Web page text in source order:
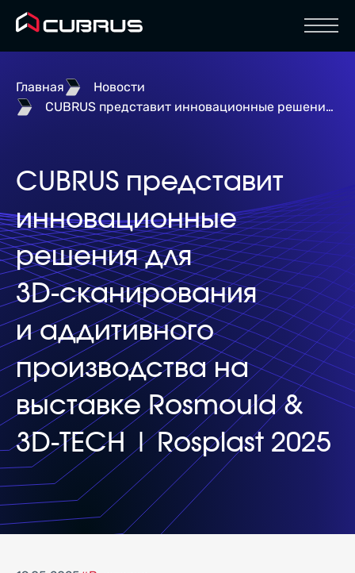
Главная
Новости
CUBRUS представит инновационные решения для 3D‑сканирования и аддитивного производства на выставке Rosmould & 3D‑TECH | Rosplast 2025
CUBRUS представит
инновационные
решения для
3D‑сканирования
и аддитивного
производства на
выставке Rosmould &
3D‑TECH | Rosplast 2025